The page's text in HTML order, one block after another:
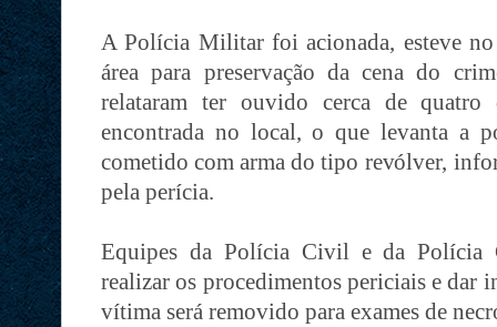
A Polícia Militar foi acionada, esteve
área para preservação da cena do
relataram ter ouvido cerca de quatro
encontrada no local, o que levanta a
cometido com arma do tipo revólver,
pela perícia.
Equipes da Polícia Civil e da Polícia
realizar os procedimentos periciais e dar
vítima será removido para exames de